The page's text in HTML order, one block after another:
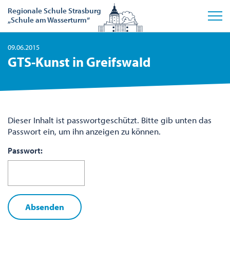
Regionale Schule Strasburg
„Schule am Wasserturm“
09.06.2015
GTS-Kunst in Greifswald
Dieser Inhalt ist passwortgeschützt. Bitte gib unten das
Passwort ein, um ihn anzeigen zu können.
Passwort: